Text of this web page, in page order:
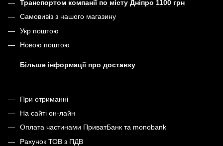
Транспортом компанії по місту Дніпро 1100 грн
Самовивіз з нашого магазину
Укр поштою
Новою поштою
Більше інформації про доставку
При отриманні
На сайті он-лайн
Оплата частинами ПриватБанк та monobank
Рахунок ТОВ з ПДВ